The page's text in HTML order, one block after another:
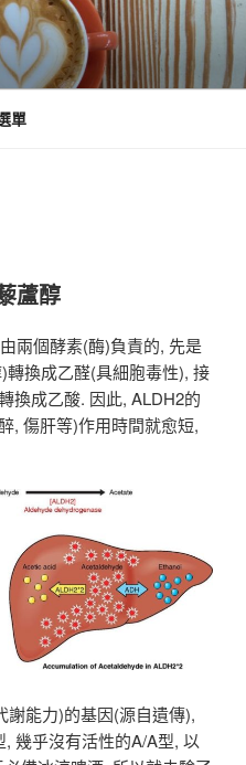
單
蘆醇
兩個酵素(酶)負責的, 先是
轉換成乙醛(具細胞毒性), 接
換成乙酸. 因此, ALDH2的
, 傷肝等)作用時間就愈短,
謝能力)的基因(源自遺傳),
幾乎沒有活性的A/A型, 以